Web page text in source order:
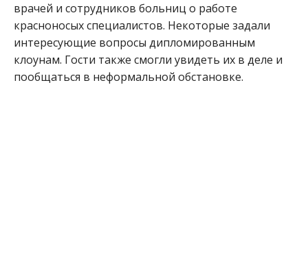
врачей и сотрудников больниц о работе
красноносых специалистов. Некоторые задали
интересующие вопросы дипломированным
клоунам. Гости также смогли увидеть их в деле и
пообщаться в неформальной обстановке.